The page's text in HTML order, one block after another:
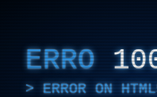
ERRO
ERROR ON